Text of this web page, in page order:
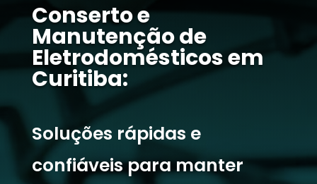
Conserto e
Manutenção de
Eletrodomésticos em
Curitiba:
Soluções rápidas e
confiáveis para manter